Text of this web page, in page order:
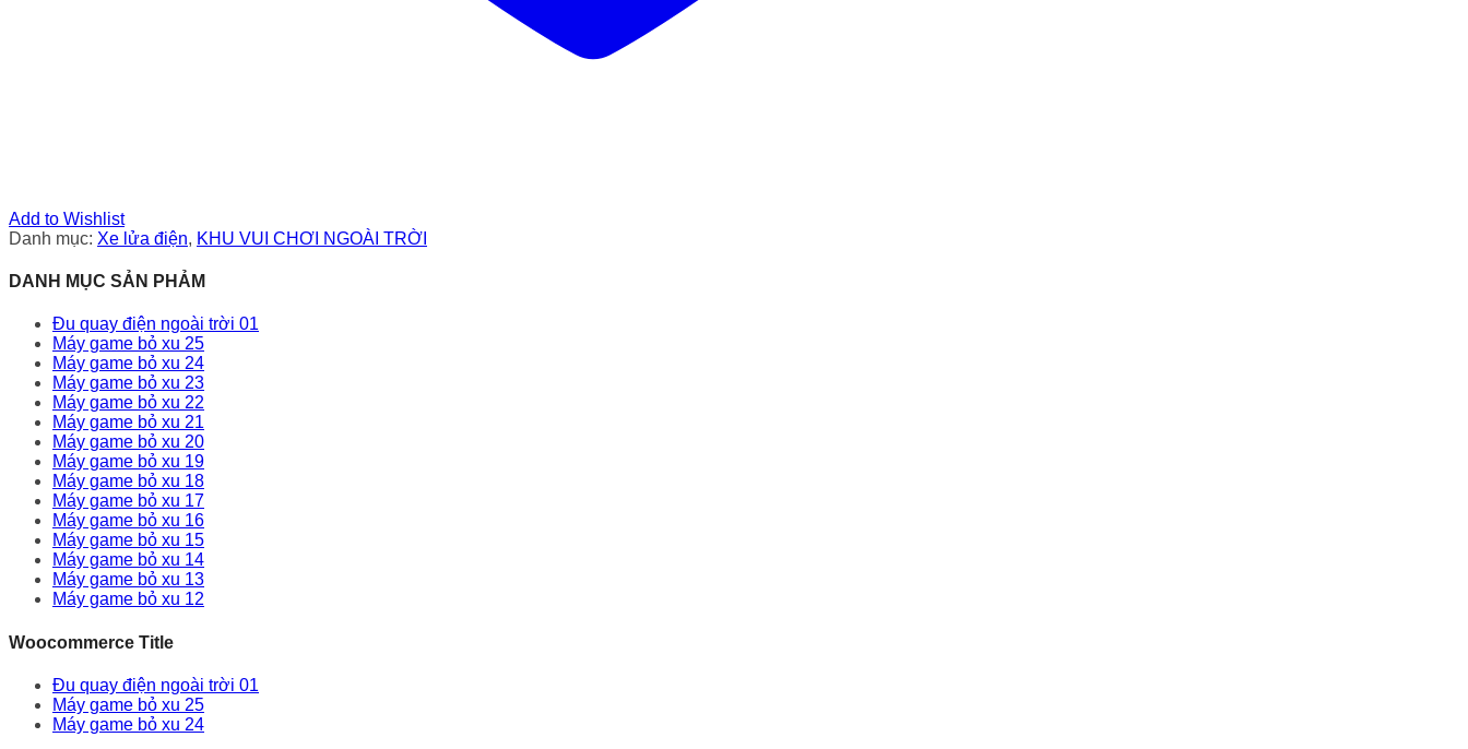
Add to Wishlist
Danh mục: Xe lửa điện, KHU VUI CHƠI NGOÀI TRỜI
DANH MỤC SẢN PHẢM
Đu quay điện ngoài trời 01
Máy game bỏ xu 25
Máy game bỏ xu 24
Máy game bỏ xu 23
Máy game bỏ xu 22
Máy game bỏ xu 21
Máy game bỏ xu 20
Máy game bỏ xu 19
Máy game bỏ xu 18
Máy game bỏ xu 17
Máy game bỏ xu 16
Máy game bỏ xu 15
Máy game bỏ xu 14
Máy game bỏ xu 13
Máy game bỏ xu 12
Woocommerce Title
Đu quay điện ngoài trời 01
Máy game bỏ xu 25
Máy game bỏ xu 24